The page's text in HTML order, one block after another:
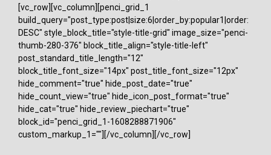
[vc_row][vc_column][penci_grid_1
build_query="post_type:post|size:6|order_by:popular1|order:
DESC" style_block_title="style-title-grid" image_size="penci-
thumb-280-376" block_title_align="style-title-left"
post_standard_title_length="12"
block_title_font_size="14px" post_title_font_size="12px"
hide_comment="true" hide_post_date="true"
hide_count_view="true" hide_icon_post_format="true"
hide_cat="true" hide_review_piechart="true"
block_id="penci_grid_1-1608288871906"
custom_markup_1=""][/vc_column][/vc_row]